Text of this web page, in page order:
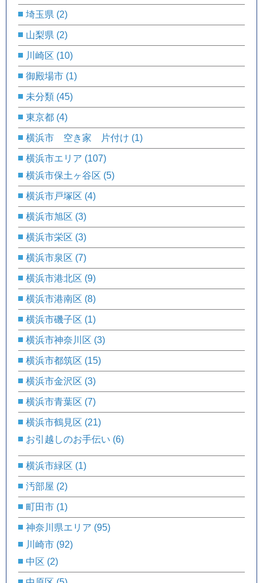
埼玉県 (2)
山梨県 (2)
川崎区 (10)
御殿場市 (1)
未分類 (45)
東京都 (4)
横浜市 空き家 片付け (1)
横浜市エリア (107)
横浜市保土ヶ谷区 (5)
横浜市戸塚区 (4)
横浜市旭区 (3)
横浜市栄区 (3)
横浜市泉区 (7)
横浜市港北区 (9)
横浜市港南区 (8)
横浜市磯子区 (1)
横浜市神奈川区 (3)
横浜市都筑区 (15)
横浜市金沢区 (3)
横浜市青葉区 (7)
横浜市鶴見区 (21)
お引越しのお手伝い (6)
横浜市緑区 (1)
汚部屋 (2)
町田市 (1)
神奈川県エリア (95)
川崎市 (92)
中区 (2)